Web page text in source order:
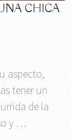
CHICA
aspecto,
tener un
de la
y …